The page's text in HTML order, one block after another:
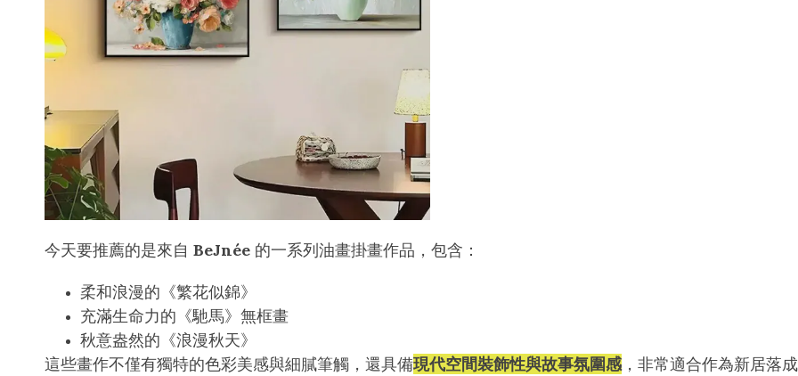
今天要推薦的是來自 BeJnée 的一系列油畫掛畫作品，包含：
柔和浪漫的《繁花似錦》
充滿生命力的《馳馬》無框畫
秋意盎然的《浪漫秋天》
這些畫作不僅有獨特的色彩美感與細膩筆觸，還具備現代空間裝飾性與故事氛圍感，非常適合作為新居落